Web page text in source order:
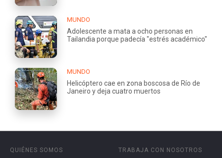
MUNDO
Adolescente a mata a ocho personas en
Tailandia porque padecía "estrés académico"
MUNDO
Helicóptero cae en zona boscosa de Río de
Janeiro y deja cuatro muertos
QUIÉNES SOMOS
TRABAJA CON NOSOTROS